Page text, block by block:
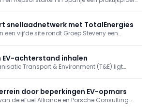
bijdragen aan een lagere CO2-uitstoot.
snellaadnetwerk met TotalEnergies
een vijfde site rondt Groep Steveny een
EV-achterstand inhalen
Transport & Environment (T&E) ligt
door beperkingen EV-opmars
de eFuel Alliance en Porsche Consulting